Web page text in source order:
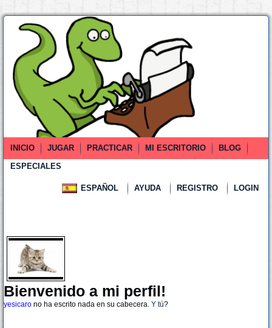
INICIO JUGAR PRACTICAR MI ESCRITORIO
BLOG
ESPECIALES
ESPAÑOL AYUDA REGISTRO LOGIN
Bienvenido a mi perfil!
yesicaro no ha escrito nada en su cabecera. Y tú?